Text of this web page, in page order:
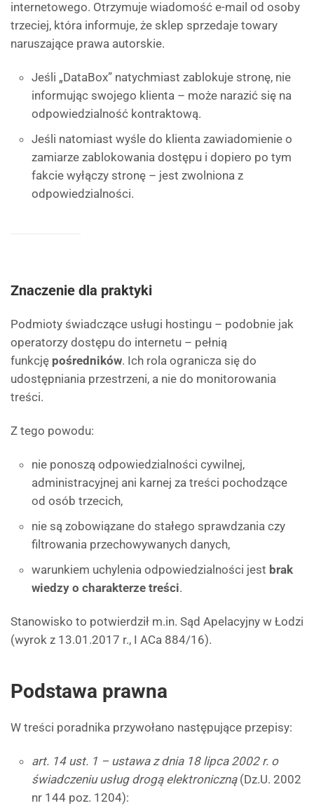
internetowego. Otrzymuje wiadomość e-mail od osoby
trzeciej, która informuje, że sklep sprzedaje towary
naruszające prawa autorskie.
Jeśli „DataBox” natychmiast zablokuje stronę, nie
informując swojego klienta – może narazić się na
odpowiedzialność kontraktową.
Jeśli natomiast wyśle do klienta zawiadomienie o
zamiarze zablokowania dostępu i dopiero po tym
fakcie wyłączy stronę – jest zwolniona z
odpowiedzialności.
Znaczenie dla praktyki
Podmioty świadczące usługi hostingu – podobnie jak
operatorzy dostępu do internetu – pełnią
funkcję pośredników. Ich rola ogranicza się do
udostępniania przestrzeni, a nie do monitorowania
treści.
Z tego powodu:
nie ponoszą odpowiedzialności cywilnej,
administracyjnej ani karnej za treści pochodzące
od osób trzecich,
nie są zobowiązane do stałego sprawdzania czy
filtrowania przechowywanych danych,
warunkiem uchylenia odpowiedzialności jest brak
wiedzy o charakterze treści.
Stanowisko to potwierdził m.in. Sąd Apelacyjny w Łodzi
(wyrok z 13.01.2017 r., I ACa 884/16).
Podstawa prawna
W treści poradnika przywołano następujące przepisy:
art. 14 ust. 1 – ustawa z dnia 18 lipca 2002 r. o
świadczeniu usług drogą elektroniczną(Dz.U. 2002
nr 144 poz. 1204):